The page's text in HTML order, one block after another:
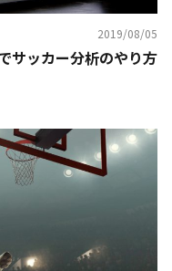
2019/08/05
サッカー分析のやり方